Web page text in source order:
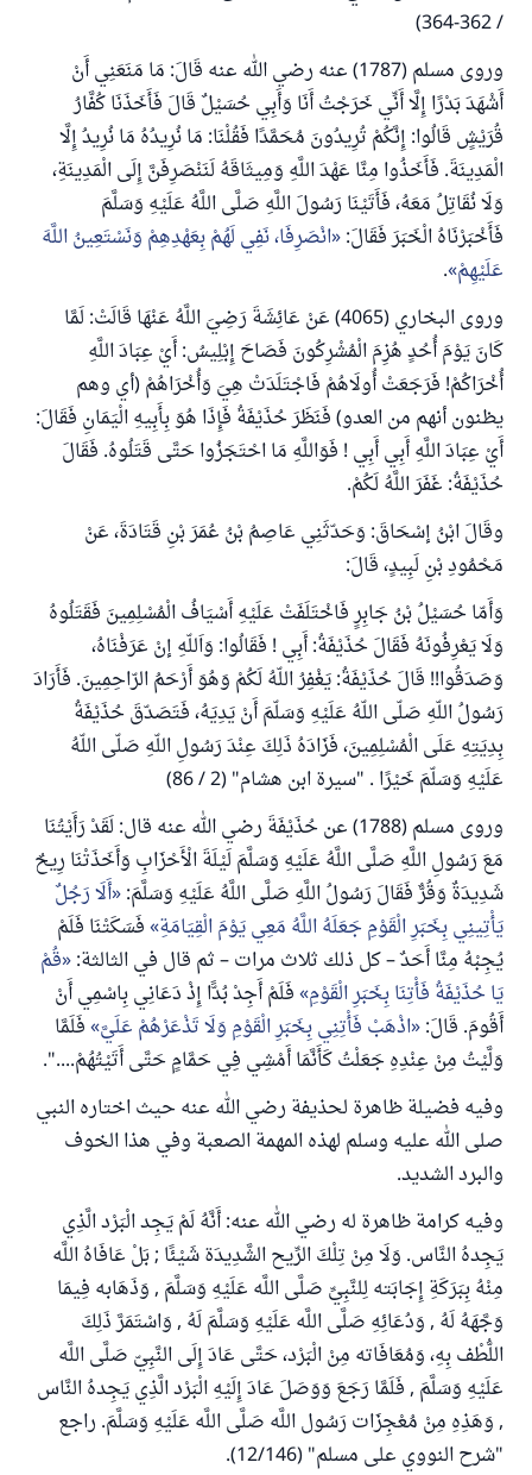
/ 362-364)
وروى مسلم (1787) عنه رضي الله عنه قَالَ: مَا مَنَعَنِي أَنْ
أَشْهَدَ بَدْرًا إِلَّا أَنِّي خَرَجْتُ أَنَا وَأَبِي حُسَيْلٌ قَالَ فَأَخَذَنَا كُفَّارُ
قُرَيْشٍ قَالُوا: إِنَّكُمْ تُرِيدُونَ مُحَمَّدًا فَقُلْنَا: مَا نُرِيدُهُ مَا نُرِيدُ إِلَّا
الْمَدِينَةَ. فَأَخَذُوا مِنَّا عَهْدَ اللَّهِ وَمِيثَاقَهُ لَنَنْصَرِفَنَّ إِلَى الْمَدِينَةِ،
وَلَا نُقَاتِلُ مَعَهُ، فَأَتَيْنَا رَسُولَ اللَّهِ صَلَّى اللَّهُ عَلَيْهِ وَسَلَّمَ
فَأَخْبَرْنَاهُ الْخَبَرَ فَقَالَ: انْصَرِفَا، نَفِي لَهُمْ بِعَهْدِهِمْ وَنَسْتَعِينُ اللَّهَ
عَلَيْهِمْ .
وروى البخاري (4065) عَنْ عَائِشَةَ رَضِيَ اللَّهُ عَنْهَا قَالَتْ: لَمَّا
كَانَ يَوْمَ أُحُدٍ هُزِمَ الْمُشْرِكُونَ فَصَاحَ إِبْلِيسُ: أَيْ عِبَادَ اللَّهِ
أُخْرَاكُمْ! فَرَجَعَتْ أُولَاهُمْ فَاجْتَلَدَتْ هِيَ وَأُخْرَاهُمْ (أي وهم
يظنون أنهم من العدو) فَنَظَرَ حُذَيْفَةُ فَإِذَا هُوَ بِأَبِيهِ الْيَمَانِ فَقَالَ:
أَيْ عِبَادَ اللَّهِ أَبِي أَبِي ! فَوَاللَّهِ مَا احْتَجَزُوا حَتَّى قَتَلُوهُ. فَقَالَ
حُذَيْفَةُ: غَفَرَ اللَّهُ لَكُمْ.
وقَالَ ابْنُ إسْحَاقَ: وَحَدّثَنِي عَاصِمُ بْنُ عُمَرَ بْنِ قَتَادَةَ، عَنْ
مَحْمُودِ بْنِ لَبِيدٍ، قَالَ:
وَأَمّا حُسَيْلُ بْنُ جَابِرٍ فَاخْتَلَفَتْ عَلَيْهِ أَسْيَافُ الْمُسْلِمِينَ فَقَتَلُوهُ
وَلَا يَعْرِفُونَهُ فَقَالَ حُذَيْفَةُ: أَبِي ! فَقَالُوا: وَاَللّهِ إنْ عَرَفْنَاهُ،
وَصَدَقُوا!! قَالَ حُذَيْفَةُ: يَغْفِرُ اللّهُ لَكُمْ وَهُوَ أَرْحَمُ الرّاحِمِينَ. فَأَرَادَ
رَسُولُ اللّهِ صَلّى اللّهُ عَلَيْهِ وَسَلّمَ أَنْ يَدِيَهُ، فَتَصَدّقَ حُذَيْفَةُ
بِدِيَتِهِ عَلَى الْمُسْلِمِينَ، فَزَادَهُ ذَلِكَ عِنْدَ رَسُولِ اللّهِ صَلّى اللّهُ
عَلَيْهِ وَسَلّمَ خَيْرًا . "سيرة ابن هشام" (2 / 86)
وروى مسلم (1788) عن حُذَيْفَةَ رضي الله عنه قال: لَقَدْ رَأَيْتُنَا
مَعَ رَسُولِ اللَّهِ صَلَّى اللَّهُ عَلَيْهِ وَسَلَّمَ لَيْلَةَ الْأَحْزَابِ وَأَخَذَتْنَا رِيحٌ
شَدِيدَةٌ وَقُرٌّ فَقَالَ رَسُولُ اللَّهِ صَلَّى اللَّهُ عَلَيْهِ وَسَلَّمَ: أَلَا رَجُلٌ
يَأْتِينِي بِخَبَرِ الْقَوْمِ جَعَلَهُ اللَّهُ مَعِي يَوْمَ الْقِيَامَةِ فَسَكَتْنَا فَلَمْ
يُجِبْهُ مِنَّا أَحَدٌ – كل ذلك ثلاث مرات – ثم قال في الثالثة: قُمْ
يَا حُذَيْفَةُ فَأْتِنَا بِخَبَرِ الْقَوْمِ فَلَمْ أَجِدْ بُدًّا إِذْ دَعَانِي بِاسْمِي أَنْ
أَقُومَ. قَالَ: اذْهَبْ فَأْتِنِي بِخَبَرِ الْقَوْمِ وَلَا تَذْعَرْهُمْ عَلَيَّ فَلَمَّا
وَلَّيْتُ مِنْ عِنْدِهِ جَعَلْتُ كَأَنَّمَا أَمْشِي فِي حَمَّامٍ حَتَّى أَتَيْتُهُمْ....".
وفيه فضيلة ظاهرة لحذيفة رضي الله عنه حيث اختاره النبي
صلى الله عليه وسلم لهذه المهمة الصعبة وفي هذا الخوف
والبرد الشديد.
وفيه كرامة ظاهرة له رضي الله عنه: أَنَّهُ لَمْ يَجِد الْبَرْد الَّذِي
يَجِدهُ النَّاس. وَلَا مِنْ تِلْكَ الرِّيح الشَّدِيدَة شَيْئًا ; بَلْ عَافَاهُ اللَّه
مِنْهُ بِبَرَكَةِ إِجَابَته لِلنَّبِيِّ صَلَّى اللَّه عَلَيْهِ وَسَلَّمَ , وَذَهَابه فِيمَا
وَجَّهَهُ لَهُ , وَدُعَائِهِ صَلَّى اللَّه عَلَيْهِ وَسَلَّمَ لَهُ , وَاسْتَمَرَّ ذَلِكَ
اللُّطْف بِهِ، وَمُعَافَاته مِنْ الْبَرْد، حَتَّى عَادَ إِلَى النَّبِيّ صَلَّى اللَّه
عَلَيْهِ وَسَلَّمَ , فَلَمَّا رَجَعَ وَوَصَلَ عَادَ إِلَيْهِ الْبَرْد الَّذِي يَجِدهُ النَّاس
, وَهَذِهِ مِنْ مُعْجِزَات رَسُول اللَّه صَلَّى اللَّه عَلَيْهِ وَسَلَّمَ. راجع
"شرح النووي على مسلم" (12/146).